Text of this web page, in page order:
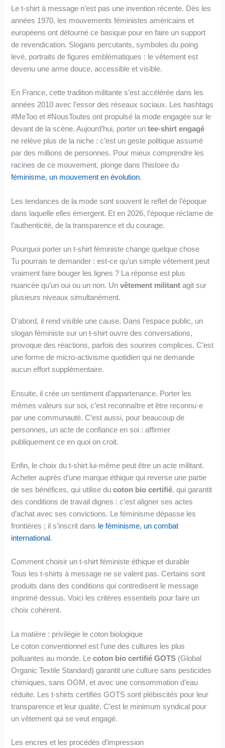
Le t-shirt à message n’est pas une invention récente. Dès les
années 1970, les mouvements féministes américains et
européens ont détourné ce basique pour en faire un support
de revendication. Slogans percutants, symboles du poing
levé, portraits de figures emblématiques : le vêtement est
devenu une arme douce, accessible et visible.
En France, cette tradition militante s’est accélérée dans les
années 2010 avec l’essor des réseaux sociaux. Les hashtags
#MeToo et #NousToutes ont propulsé la mode engagée sur le
devant de la scène. Aujourd’hui, porter untee-shirt engagé
ne relève plus de la niche : c’est un geste politique assumé
par des millions de personnes. Pour mieux comprendre les
racines de ce mouvement, plonge dans l’histoire du
féminisme, un mouvement en évolution.
Les tendances de la mode sont souvent le reflet de l’époque
dans laquelle elles émergent. Et en 2026, l’époque réclame de
l’authenticité, de la transparence et du courage.
Pourquoi porter un t-shirt féministe change quelque chose
Tu pourrais te demander : est-ce qu’un simple vêtement peut
vraiment faire bouger les lignes ? La réponse est plus
nuancée qu’un oui ou un non. Unvêtement militant agit sur
plusieurs niveaux simultanément.
D’abord, il rend visible une cause. Dans l’espace public, un
slogan féministe sur un t-shirt ouvre des conversations,
provoque des réactions, parfois des sourires complices. C’est
une forme de micro-activisme quotidien qui ne demande
aucun effort supplémentaire.
Ensuite, il crée un sentiment d’appartenance. Porter les
mêmes valeurs sur soi, c’est reconnaître et être reconnu·e
par une communauté. C’est aussi, pour beaucoup de
personnes, un acte de confiance en soi : affirmer
publiquement ce en quoi on croit.
Enfin, le choix du t-shirt lui-même peut être un acte militant.
Acheter auprès d’une marque éthique qui reverse une partie
de ses bénéfices, qui utilise ducoton bio certifié, qui garantit
des conditions de travail dignes : c’est aligner ses actes
d’achat avec ses convictions. Le féminisme dépasse les
frontières ; il s’inscrit dans le féminisme, un combat
international .
Comment choisir un t-shirt féministe éthique et durable
Tous les t-shirts à message ne se valent pas. Certains sont
produits dans des conditions qui contredisent le message
imprimé dessus. Voici les critères essentiels pour faire un
choix cohérent.
La matière : privilégie le coton biologique
Le coton conventionnel est l’une des cultures les plus
polluantes au monde. Lecoton bio certifié GOTS (Global
Organic Textile Standard) garantit une culture sans pesticides
chimiques, sans OGM, et avec une consommation d’eau
réduite. Les t-shirts certifiés GOTS sont plébiscités pour leur
transparence et leur qualité. C’est le minimum syndical pour
un vêtement qui se veut engagé.
Les encres et les procédés d’impression